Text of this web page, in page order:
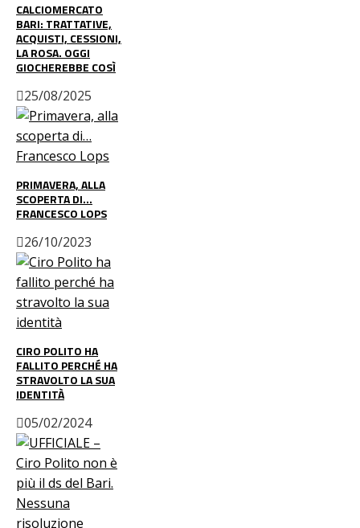
CALCIOMERCATO
BARI: TRATTATIVE,
ACQUISTI, CESSIONI,
LA ROSA. OGGI
GIOCHEREBBE COSÌ
25/08/2025
PRIMAVERA, ALLA
SCOPERTA DI…
FRANCESCO LOPS
26/10/2023
CIRO POLITO HA
FALLITO PERCHÉ HA
STRAVOLTO LA SUA
IDENTITÀ
05/02/2024